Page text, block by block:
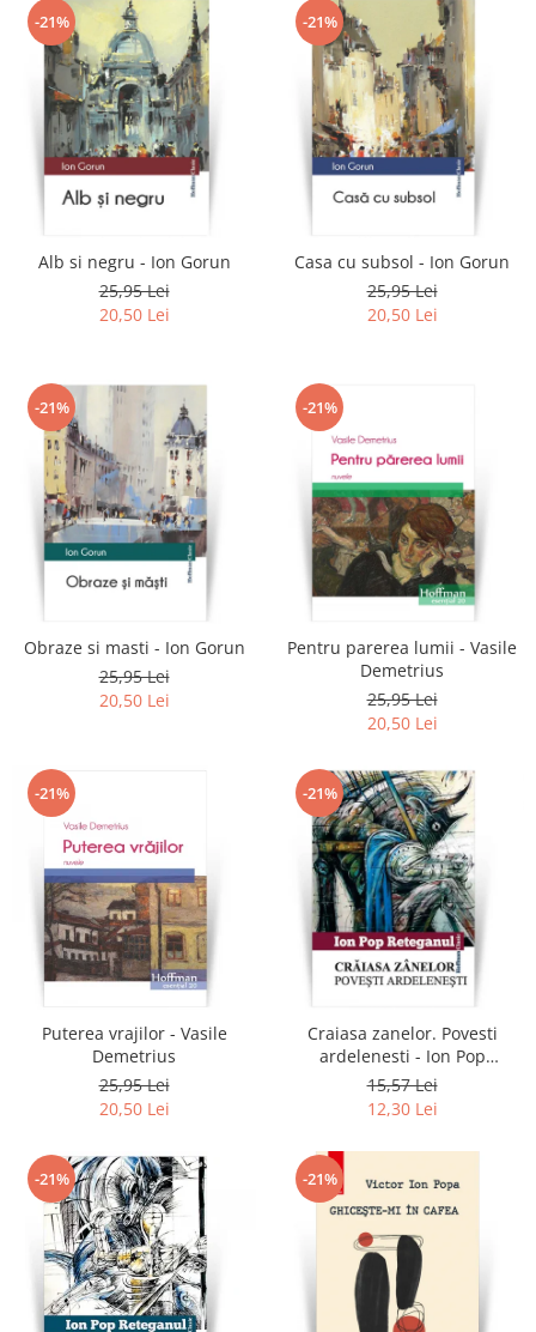
-21%
Alb si negru - Ion Gorun
25,95 Lei
20,50 Lei
-21%
Casa cu subsol - Ion Gorun
25,95 Lei
20,50 Lei
-21%
Obraze si masti - Ion Gorun
25,95 Lei
20,50 Lei
-21%
Pentru parerea lumii - Vasile
Demetrius
25,95 Lei
20,50 Lei
-21%
Puterea vrajilor - Vasile
Demetrius
25,95 Lei
20,50 Lei
-21%
Craiasa zanelor. Povesti
ardelenesti - Ion Pop
Reteganul
15,57 Lei
12,30 Lei
-21% -21%